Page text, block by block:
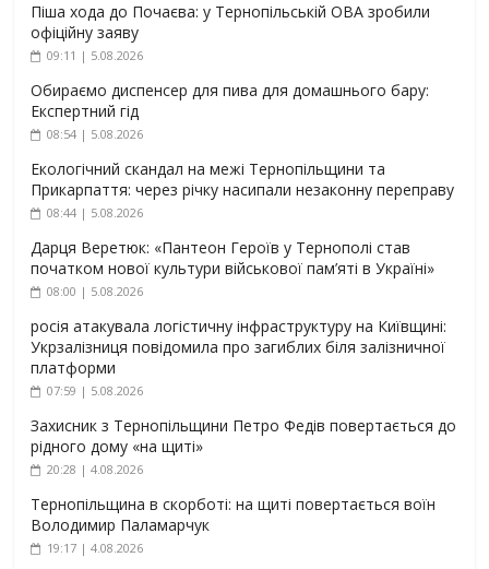
Піша хода до Почаєва: у Тернопільській ОВА зробили
офіційну заяву
09:11 | 5.08.2026
Обираємо диспенсер для пива для домашнього бару:
Експертний гід
08:54 | 5.08.2026
Екологічний скандал на межі Тернопільщини та
Прикарпаття: через річку насипали незаконну переправу
08:44 | 5.08.2026
Дарця Веретюк: «Пантеон Героїв у Тернополі став
початком нової культури військової пам’яті в Україні»
08:00 | 5.08.2026
росія атакувала логістичну інфраструктуру на Київщині:
Укрзалізниця повідомила про загиблих біля залізничної
платформи
07:59 | 5.08.2026
Захисник з Тернопільщини Петро Федів повертається до
рідного дому «на щиті»
20:28 | 4.08.2026
Тернопільщина в скорботі: на щиті повертається воїн
Володимир Паламарчук
19:17 | 4.08.2026